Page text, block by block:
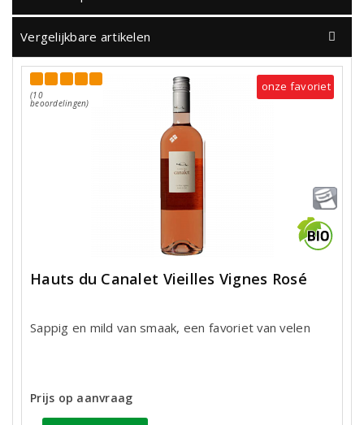
Vergelijkbare artikelen
(10
beoordelingen)
onze favoriet
Hauts du Canalet Vieilles Vignes Rosé
Sappig en mild van smaak, een favoriet van velen
Prijs op aanvraag